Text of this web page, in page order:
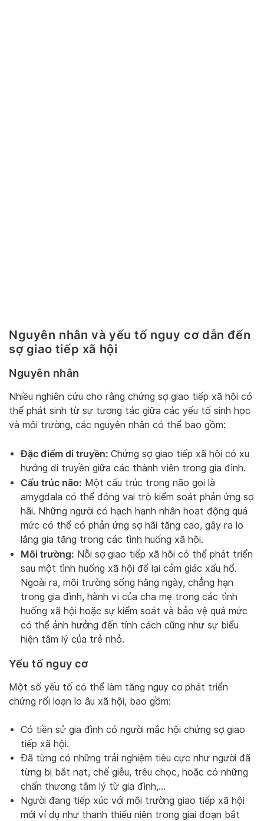
Nguyên nhân và yếu tố nguy cơ dẫn đến
sợ giao tiếp xã hội
Nguyên nhân
Nhiều nghiên cứu cho rằng chứng sợ giao tiếp xã hội có
thể phát sinh từ sự tương tác giữa các yếu tố sinh học
và môi trường, các nguyên nhân có thể bao gồm:
Đặc điểm di truyền: Chứng sợ giao tiếp xã hội có xu
hướng di truyền giữa các thành viên trong gia đình.
Cấu trúc não: Một cấu trúc trong não gọi là
amygdala có thể đóng vai trò kiểm soát phản ứng sợ
hãi. Những người có hạch hạnh nhân hoạt động quá
mức có thể có phản ứng sợ hãi tăng cao, gây ra lo
lắng gia tăng trong các tình huống xã hội.
Môi trường: Nỗi sợ giao tiếp xã hội có thể phát triển
sau một tình huống xã hội để lại cảm giác xấu hổ.
Ngoài ra, môi trường sống hằng ngày, chẳng hạn
trong gia đình, hành vi của cha mẹ trong các tình
huống xã hội hoặc sự kiểm soát và bảo vệ quá mức
có thể ảnh hưởng đến tính cách cũng như sự biểu
hiện tâm lý của trẻ nhỏ.
Yếu tố nguy cơ
Một số yếu tố có thể làm tăng nguy cơ phát triển
chứng rối loạn lo âu xã hội, bao gồm:
Có tiền sử gia đình có người mắc hội chứng sợ giao
tiếp xã hội.
Đã từng có những trải nghiệm tiêu cực như người đã
từng bị bắt nạt, chế giễu, trêu chọc, hoặc có những
chấn thương tâm lý từ gia đình,…
Người đang tiếp xúc với môi trường giao tiếp xã hội
mới ví dụ như thanh thiếu niên trong giai đoạn bắt